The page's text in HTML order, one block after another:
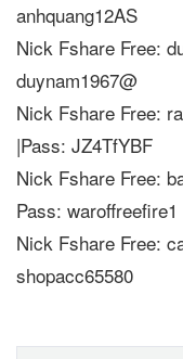
anhquang12AS
Nick Fshare Free:
duynam1967@
Nick Fshare Free:
|Pass: JZ4TfYBF
Nick Fshare Free:
Pass: waroffreefire1
Nick Fshare Free:
shopacc65580